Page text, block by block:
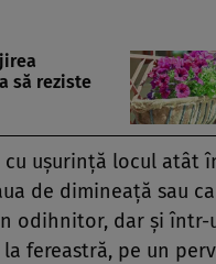
să reziste
cu ușurință locul atât
de dimineață sau
odihnitor, dar și
fereastră, pe un